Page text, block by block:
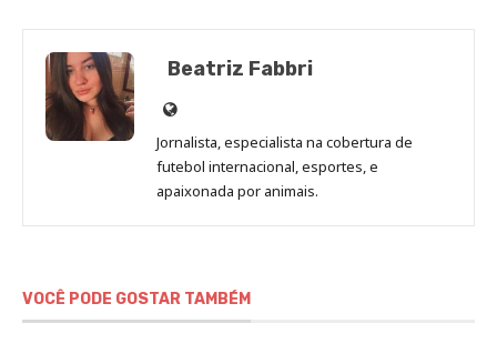
Beatriz Fabbri
Site
de
Beatriz
Fabbri
Jornalista, especialista na cobertura de
futebol internacional, esportes, e
apaixonada por animais.
VOCÊ PODE GOSTAR TAMBÉM